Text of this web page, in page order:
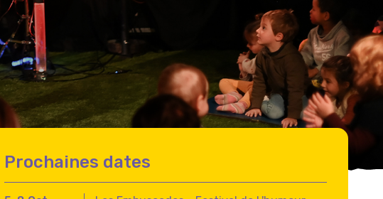
Prochaines dates